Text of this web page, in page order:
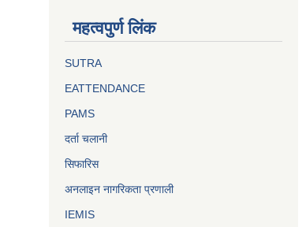
महत्वपुर्ण लिंक
SUTRA
EATTENDANCE
PAMS
दर्ता चलानी
सिफारिस
अनलाइन नागरिकता प्रणाली
IEMIS